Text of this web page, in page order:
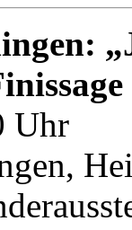
Uhr